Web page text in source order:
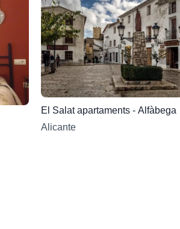
El Salat apartaments - Alfàbega
Alicante